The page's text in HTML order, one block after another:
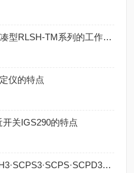
日本CKD喜开理欧姆龙 紧凑型RLSH-TM系列的工作原理
仪的特点
关IGS290的特点
CKD喜开理笔形气缸SCPH3·SCPS3·SCPS·SCPD3系列【湖南中村】